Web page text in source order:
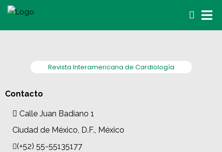
Revista Interamericana de Cardiología
Contacto
Calle Juan Badiano 1
Ciudad de México, D.F., México
(+52) 55-55135177